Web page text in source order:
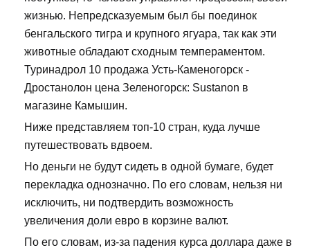
жизнью. Непредсказуемым был бы поединок
бенгальского тигра и крупного ягуара, так как эти
животные обладают сходным темпераментом.
Туринадрол 10 продажа Усть-Каменогорск -
Дростанолон цена Зеленогорск: Sustanon в
магазине Камышин.
Ниже представляем топ-10 стран, куда лучше
путешествовать вдвоем.
Но деньги не будут сидеть в одной бумаге, будет
перекладка однозначно. По его словам, нельзя ни
исключить, ни подтвердить возможность
увеличения доли евро в корзине валют.
По его словам, из-за падения курса доллара даже в